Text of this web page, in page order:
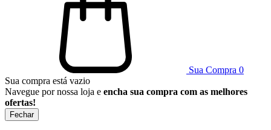
Sua Compra 0
Sua compra está vazio
Navegue por nossa loja e encha sua compra com as melhores
ofertas!
Fechar